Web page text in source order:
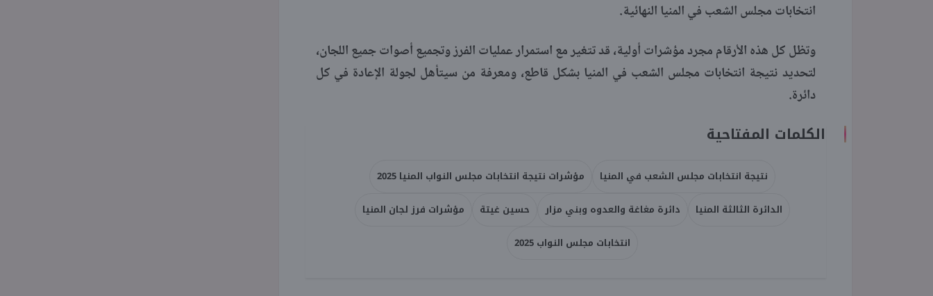
انتخابات مجلس الشعب في المنيا النهائية.
وتظل كل هذه الأرقام مجرد مؤشرات أولية، قد تتغير مع استمرار عمليات الفرز وتجميع أصوات جميع اللجان،
لتحديد نتيجة انتخابات مجلس الشعب في المنيا بشكل قاطع، ومعرفة من سيتأهل لجولة الإعادة في كل
دائرة.
الكلمات المفتاحية
نتيجة انتخابات مجلس الشعب في المنيا
مؤشرات نتيجة انتخابات مجلس النواب المنيا 2025
الدائرة الثالثة المنيا
دائرة مغاغة والعدوه وبني مزار حسين غيتة
مؤشرات فرز لجان المنيا
انتخابات مجلس النواب 2025